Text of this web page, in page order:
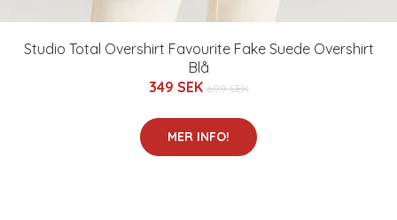
Studio Total Overshirt Favourite Fake Suede Overshirt
Blå
349 SEK 699 SEK
MER INFO!